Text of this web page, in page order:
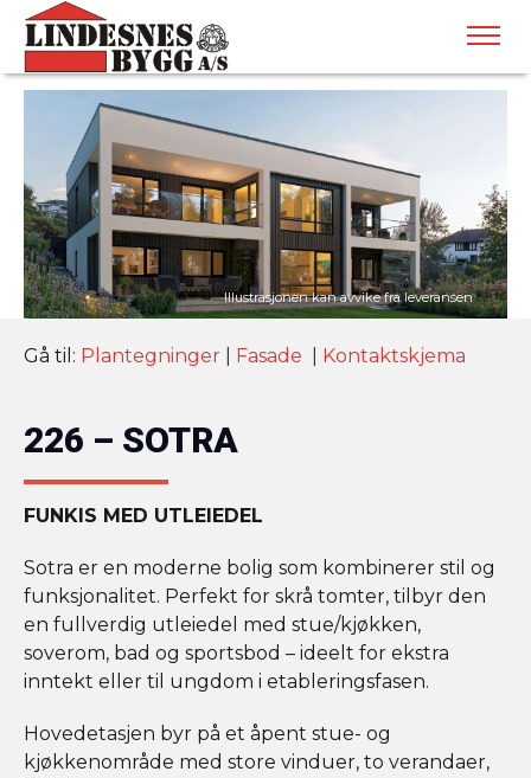
Gå til: Plantegninger Fasade Kontaktskjema
226 – SOTRA
FUNKIS MED UTLEIEDEL
Sotra er en moderne bolig som kombinerer stil og
funksjonalitet. Perfekt for skrå tomter, tilbyr den
en fullverdig utleiedel med stue/kjøkken,
soverom, bad og sportsbod – ideelt for ekstra
inntekt eller til ungdom i etableringsfasen.
Hovedetasjen byr på et åpent stue- og
kjøkkenområde med store vinduer, to verandaer,